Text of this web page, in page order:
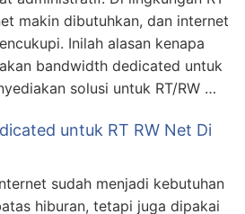
makin dibutuhkan, dan internet
Inilah alasan kenapa
bandwidth dedicated untuk
solusi untuk RT/RW …
untuk RT RW Net Di
sudah menjadi kebutuhan
hiburan, tetapi juga dipakai